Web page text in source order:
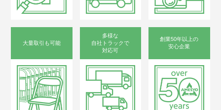
大量取引も可能
多様な
自社トラックで
対応可
創業50年以上の
安心企業